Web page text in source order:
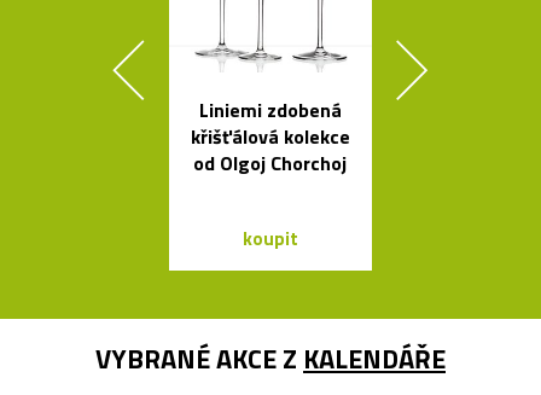
Liniemi zdobená
křišťálová kolekce
od Olgoj Chorchoj
koupit
VYBRANÉ AKCE Z KALENDÁŘE